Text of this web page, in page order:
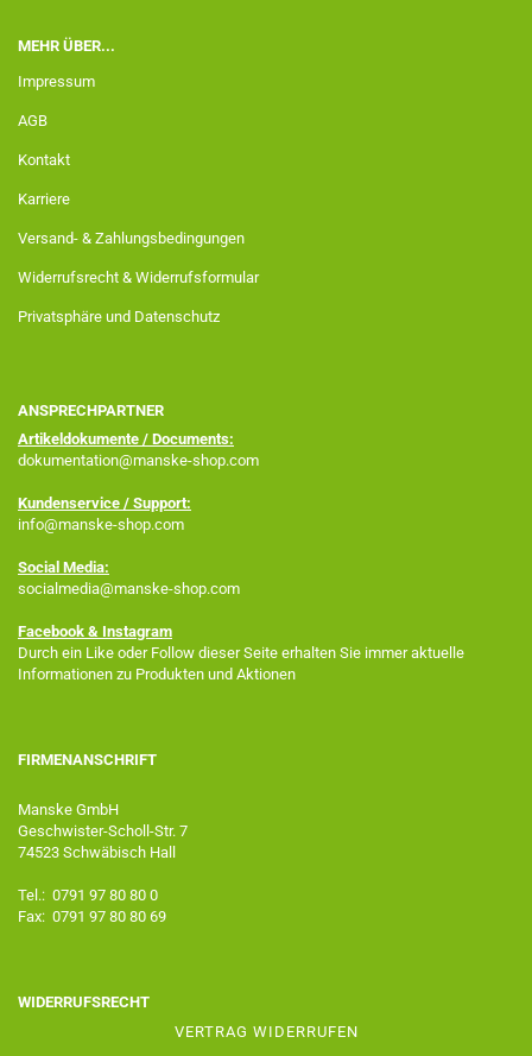
MEHR ÜBER...
Impressum
AGB
Kontakt
Karriere
Versand- & Zahlungsbedingungen
Widerrufsrecht & Widerrufsformular
Privatsphäre und Datenschutz
ANSPRECHPARTNER
Artikeldokumente / Documents:
dokumentation@manske-shop.com
Kundenservice / Support:
info@manske-shop.com
Social Media:
socialmedia@manske-shop.com
Facebook & Instagram
Durch ein Like oder Follow dieser Seite erhalten Sie immer aktuelle
Informationen zu Produkten und Aktionen
FIRMENANSCHRIFT
Manske GmbH
Geschwister-Scholl-Str. 7
74523 Schwäbisch Hall
Tel.: 0791 97 80 80 0
Fax: 0791 97 80 80 69
WIDERRUFSRECHT
VERTRAG WIDERRUFEN